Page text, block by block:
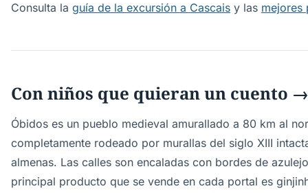
Consulta la guía de la excursión a Cascais y las mejores
Con niños que quieran un cuento
Óbidos es un pueblo medieval amurallado a 80 km al
completamente rodeado por murallas del siglo XIII
almenas. Las calles son encaladas con bordes de
principal producto que se vende en cada portal es